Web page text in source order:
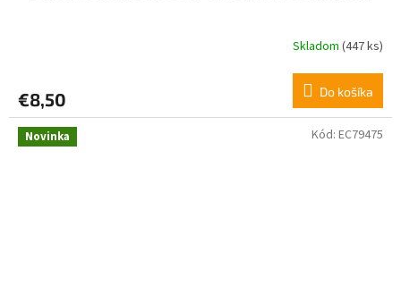
Skladom (447 ks)
€8,50 Do košíka
Novinka Kód: EC79475